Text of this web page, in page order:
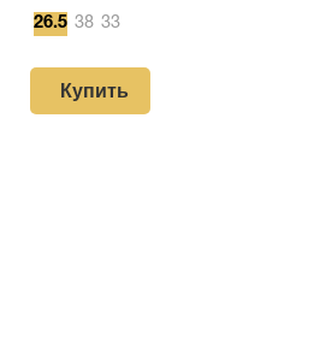
26.5 38 33
Купить